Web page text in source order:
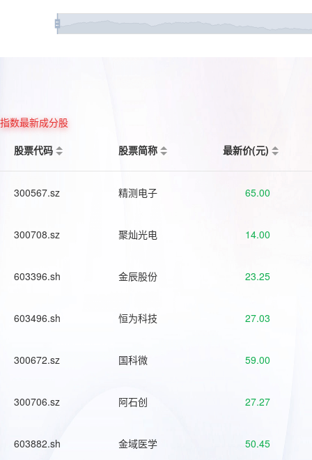
指数最新成分股
股票代码
股票简称 最新价(元)
300567.sz 精测电子 65.00
300708.sz 聚灿光电 14.00
603396.sh 金辰股份 23.25
603496.sh 恒为科技 27.03
300672.sz 国科微 59.00
300706.sz 阿石创 27.27
603882.sh 金域医学 50.45